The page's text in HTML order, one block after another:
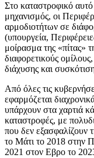
Στο καταστροφικό
μηχανισμός, οι
αρμοδιοτήτων σε
(υπουργεία,
μοίρασμα της «πίτας»
διαφορετικούς
διάχυσης και
Από όλες τις
εφαρμόζεται
υπάρχουν στα χαρτιά
καταστροφές, με
που δεν εξασφαλίζουν
το Μάτι το 2018 στην
2021 στον Εβρο το